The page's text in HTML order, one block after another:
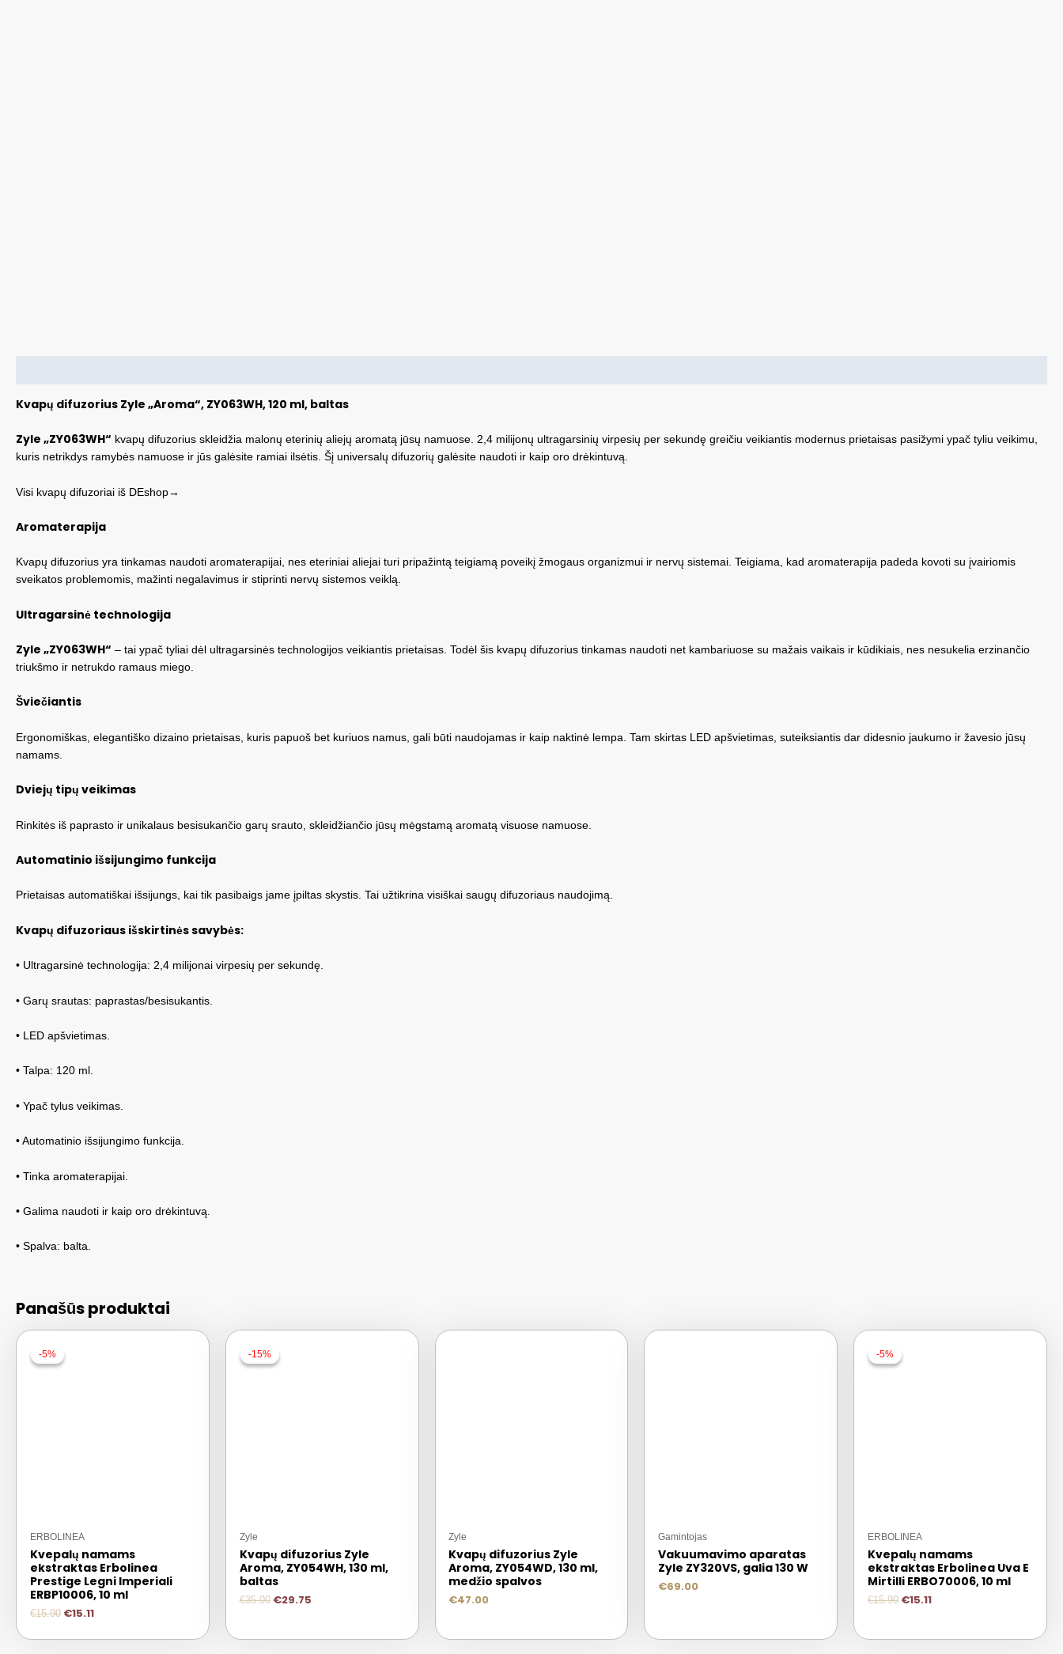
Kvapų difuzorius Zyle „Aroma“, ZY063WH, 120 ml, baltas
Zyle „ZY063WH“ kvapų difuzorius skleidžia malonų eterinių aliejų aromatą jūsų namuose. 2,4 milijonų ultragarsinių virpesių per sekundę greičiu veikiantis modernus prietaisas pasižymi ypač tyliu veikimu,
kuris netrikdys ramybės namuose ir jūs galėsite ramiai ilsėtis. Šį universalų difuzorių galėsite naudoti ir kaip oro drėkintuvą.
Visi kvapų difuzoriai iš DEshop→
Aromaterapija
Kvapų difuzorius yra tinkamas naudoti aromaterapijai, nes eteriniai aliejai turi pripažintą teigiamą poveikį žmogaus organizmui ir nervų sistemai. Teigiama, kad aromaterapija padeda kovoti su įvairiomis
sveikatos problemomis, mažinti negalavimus ir stiprinti nervų sistemos veiklą.
Ultragarsinė technologija
Zyle „ZY063WH“ – tai ypač tyliai dėl ultragarsinės technologijos veikiantis prietaisas. Todėl šis kvapų difuzorius tinkamas naudoti net kambariuose su mažais vaikais ir kūdikiais, nes nesukelia erzinančio
triukšmo ir netrukdo ramaus miego.
Šviečiantis
Ergonomiškas, elegantiško dizaino prietaisas, kuris papuoš bet kuriuos namus, gali būti naudojamas ir kaip naktinė lempa. Tam skirtas LED apšvietimas, suteiksiantis dar didesnio jaukumo ir žavesio jūsų
namams.
Dviejų tipų veikimas
Rinkitės iš paprasto ir unikalaus besisukančio garų srauto, skleidžiančio jūsų mėgstamą aromatą visuose namuose.
Automatinio išsijungimo funkcija
Prietaisas automatiškai išsijungs, kai tik pasibaigs jame įpiltas skystis. Tai užtikrina visiškai saugų difuzoriaus naudojimą.
Kvapų difuzoriaus išskirtinės savybės:
• Ultragarsinė technologija: 2,4 milijonai virpesių per sekundę.
• Garų srautas: paprastas/besisukantis.
• LED apšvietimas.
• Talpa: 120 ml.
• Ypač tylus veikimas.
• Automatinio išsijungimo funkcija.
• Tinka aromaterapijai.
• Galima naudoti ir kaip oro drėkintuvą.
• Spalva: balta.
Panašūs produktai
-5%
-5%
ERBOLINEA
Kvepalų namams
ekstraktas Erbolinea
Prestige Legni Imperiali
ERBP10006, 10 ml
€15.90 €15.11
-15%
-15%
Zyle
Kvapų difuzorius Zyle
Aroma, ZY054WH, 130 ml,
baltas
€35.00 €29.75
Zyle
Kvapų difuzorius Zyle
Aroma, ZY054WD, 130 ml,
medžio spalvos
€47.00
Gamintojas
Vakuumavimo aparatas
Zyle ZY320VS, galia 130 W
€69.00
-5%
-5%
ERBOLINEA
Kvepalų namams
ekstraktas Erbolinea Uva E
Mirtilli ERBO70006, 10 ml
€15.90 €15.11